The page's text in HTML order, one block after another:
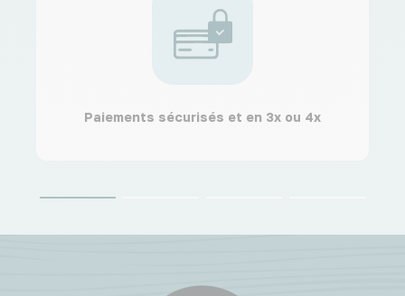
Paiements sécurisés et en 3x ou 4x